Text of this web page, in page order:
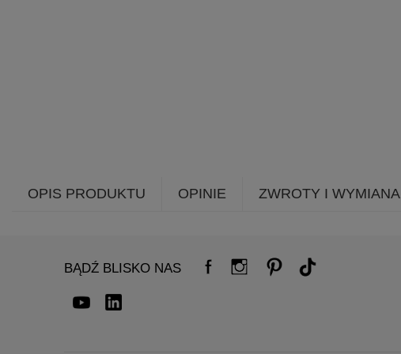
OPIS PRODUKTU OPINIE ZWROTY I WYMIANA
BĄDŹ BLISKO NAS